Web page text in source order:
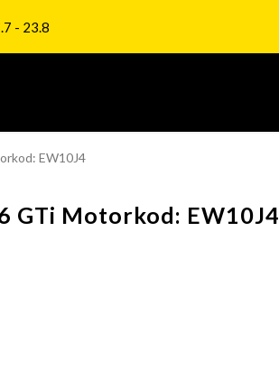
- 23.8
EW10J4
GTi Motorkod: EW10J4